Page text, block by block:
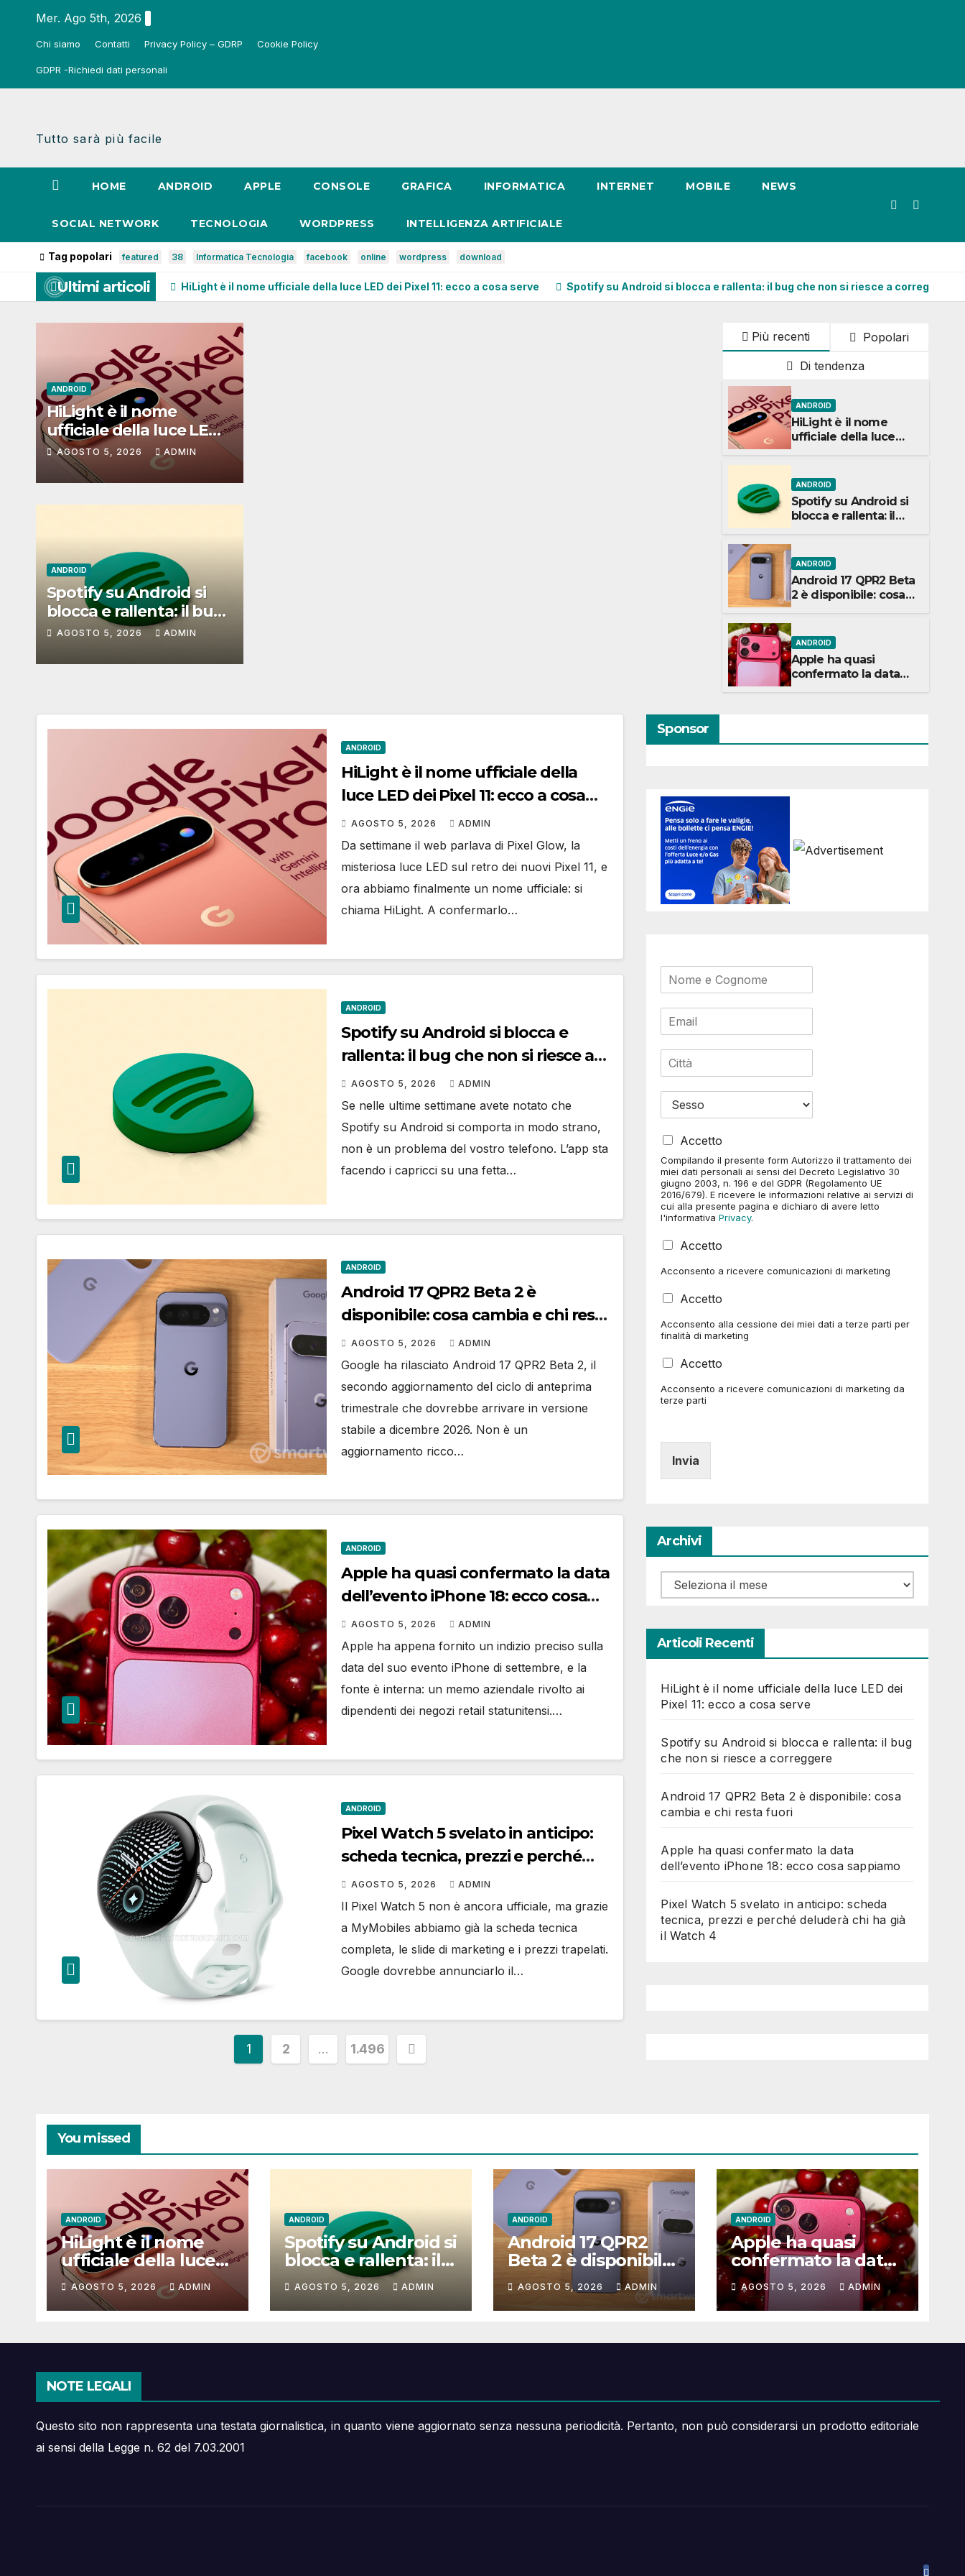
Mer. Ago 5th, 2026
Chi siamo Contatti Privacy Policy – GDRP Cookie Policy
GDPR -Richiedi dati personali
Tutto sarà più facile
HOME ANDROID APPLE CONSOLE GRAFICA INFORMATICA INTERNET MOBILE NEWS
SOCIAL NETWORK TECNOLOGIA WORDPRESS INTELLIGENZA ARTIFICIALE
Tag popolari featured 38 Informatica Tecnologia facebook online wordpress download
Ultimi articoli HiLight è il nome ufficiale della luce LED dei Pixel 11: ecco a cosa serve Spotify su Android si blocca e rallenta: il bug che non si riesce a correggere
ANDROID
HiLight è il nome
ufficiale della luce LED
dei Pixel 11: ecco a cosa
serve
AGOSTO 5, 2026 ADMIN
ANDROID
Spotify su Android si
blocca e rallenta: il bug
che non si riesce a
AGOSTO 5, 2026 ADMIN
Più recenti
Popolari
Di tendenza
ANDROID
HiLight è il nome
ufficiale della luce
LED dei Pixel 11: ecco
a cosa serve
ANDROID
Spotify su Android si
blocca e rallenta: il
bug che non si riesce
a correggere
ANDROID
Android 17 QPR2 Beta
2 è disponibile: cosa
cambia e chi resta
fuori
ANDROID
Apple ha quasi
confermato la data
dell’evento iPhone 18:
ANDROID
HiLight è il nome ufficiale della
luce LED dei Pixel 11: ecco a cosa
serve
AGOSTO 5, 2026 ADMIN
Da settimane il web parlava di Pixel Glow, la
misteriosa luce LED sul retro dei nuovi Pixel 11, e
ora abbiamo finalmente un nome ufficiale: si
chiama HiLight. A confermarlo…
ANDROID
Spotify su Android si blocca e
rallenta: il bug che non si riesce a
correggere
AGOSTO 5, 2026 ADMIN
Se nelle ultime settimane avete notato che
Spotify su Android si comporta in modo strano,
non è un problema del vostro telefono. L’app sta
facendo i capricci su una fetta…
ANDROID
Android 17 QPR2 Beta 2 è
disponibile: cosa cambia e chi resta
fuori
AGOSTO 5, 2026 ADMIN
Google ha rilasciato Android 17 QPR2 Beta 2, il
secondo aggiornamento del ciclo di anteprima
trimestrale che dovrebbe arrivare in versione
stabile a dicembre 2026. Non è un
aggiornamento ricco…
ANDROID
Apple ha quasi confermato la data
dell’evento iPhone 18: ecco cosa
sappiamo
AGOSTO 5, 2026 ADMIN
Apple ha appena fornito un indizio preciso sulla
data del suo evento iPhone di settembre, e la
fonte è interna: un memo aziendale rivolto ai
dipendenti dei negozi retail statunitensi.…
ANDROID
Pixel Watch 5 svelato in anticipo:
scheda tecnica, prezzi e perché
deluderà chi ha già il Watch 4
AGOSTO 5, 2026 ADMIN
Il Pixel Watch 5 non è ancora ufficiale, ma grazie
a MyMobiles abbiamo già la scheda tecnica
completa, le slide di marketing e i prezzi trapelati.
Google dovrebbe annunciarlo il…
Paginazione
1 2 … 1.496
Sponsor
m
u
a
t
e
n
d
n
P
r
i
v
a
c
y
*
Accetto
Compilando il presente form Autorizzo il trattamento dei
miei dati personali ai sensi del Decreto Legislativo 30
giugno 2003, n. 196 e del GDPR (Regolamento UE
2016/679). E ricevere le informazioni relative ai servizi di
cui alla presente pagina e dichiaro di avere letto
l'informativaPrivacy.
C
s
l
e
i
p
u
a
Accetto
Acconsento a ricevere comunicazioni di marketing
C
s
e
l
l
e
d
p
c
o
p
i
)
Accetto
Acconsento alla cessione dei miei dati a terze parti per
finalità di marketing
C
s
e
i
n
t
i
a
c
o
i
a
)
Accetto
Acconsento a ricevere comunicazioni di marketing da
terze parti
Invia
Archivi
Archivi
Articoli Recenti
HiLight è il nome ufficiale della luce LED dei
Pixel 11: ecco a cosa serve
Spotify su Android si blocca e rallenta: il bug
che non si riesce a correggere
Android 17 QPR2 Beta 2 è disponibile: cosa
cambia e chi resta fuori
Apple ha quasi confermato la data
dell’evento iPhone 18: ecco cosa sappiamo
Pixel Watch 5 svelato in anticipo: scheda
tecnica, prezzi e perché deluderà chi ha già
il Watch 4
You missed
ANDROID
HiLight è il nome
ufficiale della luce
LED dei Pixel 11:
ecco a cosa serve
AGOSTO 5, 2026 ADMIN
ANDROID
Spotify su Android si
blocca e rallenta: il
bug che non si
riesce a correggere
AGOSTO 5, 2026 ADMIN
ANDROID
Android 17 QPR2
Beta 2 è disponibile:
cosa cambia e chi
resta fuori
AGOSTO 5, 2026 ADMIN
ANDROID
Apple ha quasi
confermato la data
dell’evento iPhone
18: ecco cosa
sappiamo
AGOSTO 5, 2026 ADMIN
NOTE LEGALI
Questo sito non rappresenta una testata giornalistica, in quanto viene aggiornato senza nessuna periodicità. Pertanto, non può considerarsi un prodotto editoriale
ai sensi della Legge n. 62 del 7.03.2001